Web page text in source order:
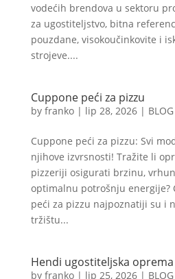
vodećih brendova u sektoru
za ugostiteljstvo, bitna
pouzdane, visokoučinkovite i
strojeve....
Cuppone peći za pizzu
by franko| lip 28, 2026| BLOG
Cuppone peći za pizzu: Svi
njihove izvrsnosti! Tražite li
pizzeriji osigurati brzinu,
optimalnu potrošnju energije?
peći za pizzu najpoznatiji su i
tržištu...
Hendi ugostiteljska
by franko| lip 25, 2026| BLOG